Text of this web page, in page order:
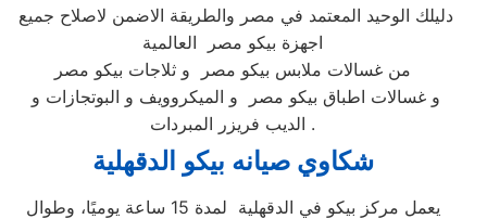
اجهزة بيكو مصر العالمية
من غسالات ملابس بيكو مصر و ثلاجات بيكو مصر
الديب فريزر المبردات .
شكاوي صيانه بيكو الدقهلية
يعمل مركز بيكو في الدقهلية لمدة 15 ساعة يوميًا، وطوال